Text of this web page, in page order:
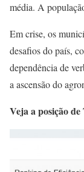
média. A
Em crise, os
desafios do país,
dependência de
a ascensão do
Veja a posição